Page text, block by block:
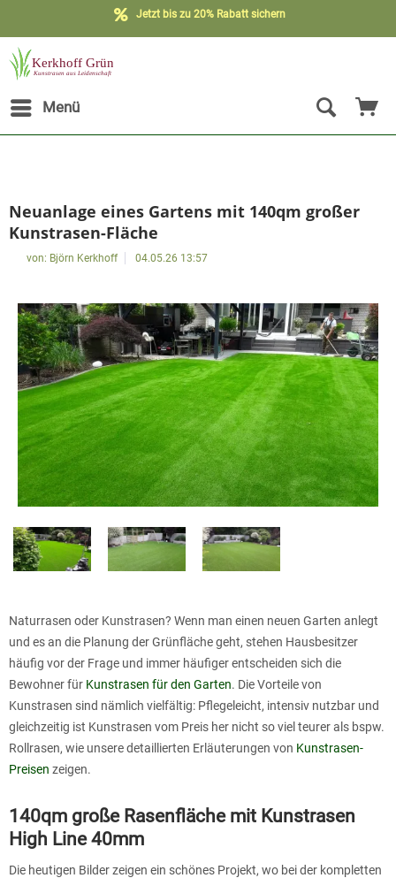
Jetzt bis zu 20% Rabatt sichern
Menü
Neuanlage eines Gartens mit 140qm großer
Kunstrasen-Fläche
von: Björn Kerkhoff 04.05.26 13:57
Naturrasen oder Kunstrasen? Wenn man einen neuen Garten anlegt
und es an die Planung der Grünfläche geht, stehen Hausbesitzer
häufig vor der Frage und immer häufiger entscheiden sich die
Bewohner für Kunstrasen für den Garten. Die Vorteile von
Kunstrasen sind nämlich vielfältig: Pflegeleicht, intensiv nutzbar und
gleichzeitig ist Kunstrasen vom Preis her nicht so viel teurer als bspw.
Rollrasen, wie unsere detaillierten Erläuterungen von Kunstrasen-
Preisen zeigen.
140qm große Rasenfläche mit Kunstrasen
High Line 40mm
Die heutigen Bilder zeigen ein schönes Projekt, wo bei der kompletten